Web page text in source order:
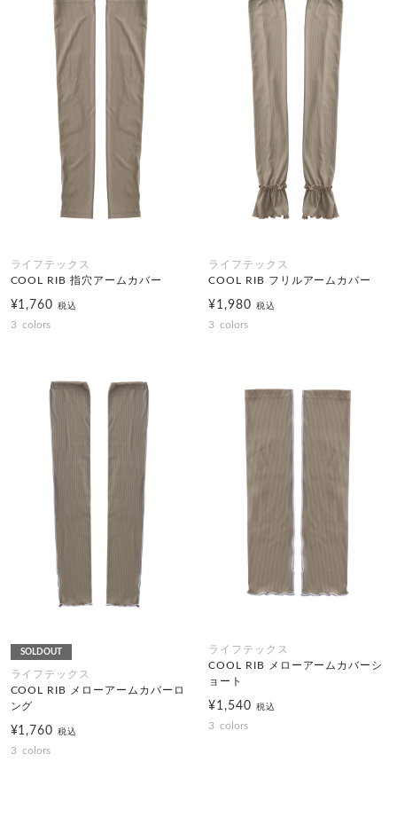
ライフテックス
COOL RIB 指穴アームカバー
¥1,760税込
3 colors
ライフテックス
COOL RIB フリルアームカバー
¥1,980 税込
3 colors
SOLDOUT
ライフテックス
COOL RIB メローアームカバーロ
ング
¥1,760税込
3 colors
ライフテックス
COOL RIB メローアームカバーシ
ョート
¥1,540 税込
3 colors